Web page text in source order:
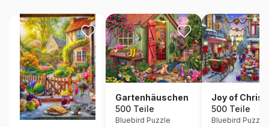
Gartenhäuschen
500 Teile
Bluebird Puzzle
Joy of
500 Teile
Bluebird Puzzle